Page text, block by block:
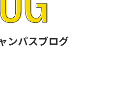
ンパスブログ